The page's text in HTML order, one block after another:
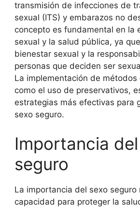
transmisión de infecciones de
sexual (ITS) y embarazos no
concepto es fundamental en la
sexual y la salud pública, ya
bienestar sexual y la
personas que deciden ser
La implementación de métodos
como el uso de preservativos,
estrategias más efectivas para
sexo seguro.
Importancia
seguro
La importancia del sexo seguro
capacidad para proteger la